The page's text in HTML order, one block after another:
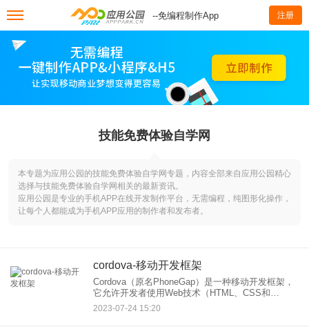
--免编程制作App 注册
技能免费体验自学网
本专题为应用公园的技能免费体验自学网专题，内容全部来自应用公园精心
选择与技能免费体验自学网相关的最新资讯。
应用公园是专业的手机APP在线开发制作平台，无需编程，纯图形化操作，
让每个人都能成为手机APP应用的制作者和发布者。
cordova-移动开发框架
Cordova（原名PhoneGap）是一种移动开发框架，
它允许开发者使用Web技术（HTML、CSS和
JavaScript）来创建跨平台的移动应用程序。
Cordova提供了一种将Web应用打包成原生
2023-07-24 15:20